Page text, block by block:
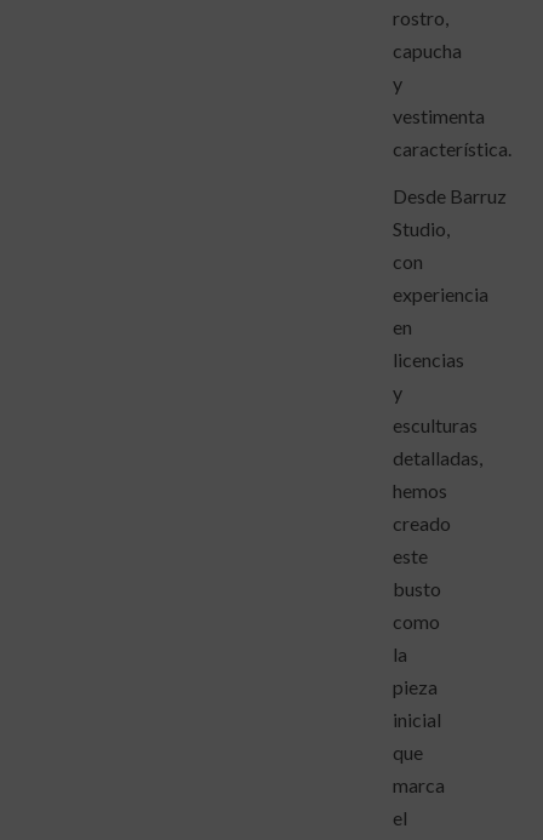
rostro,
capucha
y
vestimenta
característica.
Desde Barruz
Studio,
con
experiencia
en
licencias
y
esculturas
detalladas,
hemos
creado
este
busto
como
la
pieza
inicial
que
marca
el